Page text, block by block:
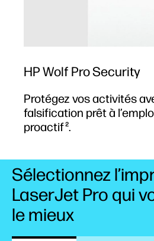
HP Wolf Pro Security
Protégez vos activités
falsification prêt à
proactif2.
Sélectionnez
LaserJet Pro qui
le mieux